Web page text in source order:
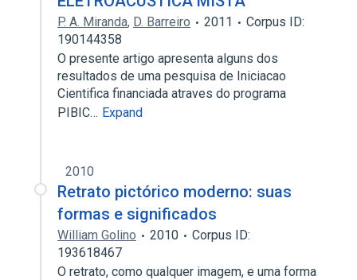
P. A. Miranda, D. Barreiro 2011
Corpus ID:
190144358
O presente artigo apresenta alguns dos
resultados de uma pesquisa de Iniciacao
Cientifica financiada atraves do programa
PIBIC… Expand
2010
Retrato pictórico moderno: suas
formas e significados
William Golino 2010
Corpus ID:
193618467
O retrato, como qualquer imagem, e uma forma